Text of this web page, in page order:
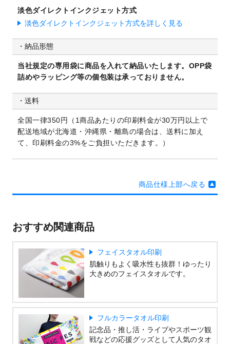
淡色ダイレクトインクジェット方式
淡色ダイレクトインクジェット方式を詳しく見る
納品形態
当社規定の専用袋に商品を入れて納品いたします。 OPP袋
詰めやラッピング等の個包装は承っておりません。
送料
全国一律350円（1商品あたりの印刷料金が30万円以上で
配送地域が北海道・沖縄県・離島の場合は、送料に加え
て、印刷料金の3%をご負担いただきます。）
商品仕様上部へ戻る
おすすめ関連商品
フェイスタオル印刷
肌触りもよく吸水性も抜群！ゆったり
大きめのフェイスタオルです。
フルカラータオル印刷
記念品・推し活・ライブやスポーツ観
戦などの応援グッズとして人気のタオ